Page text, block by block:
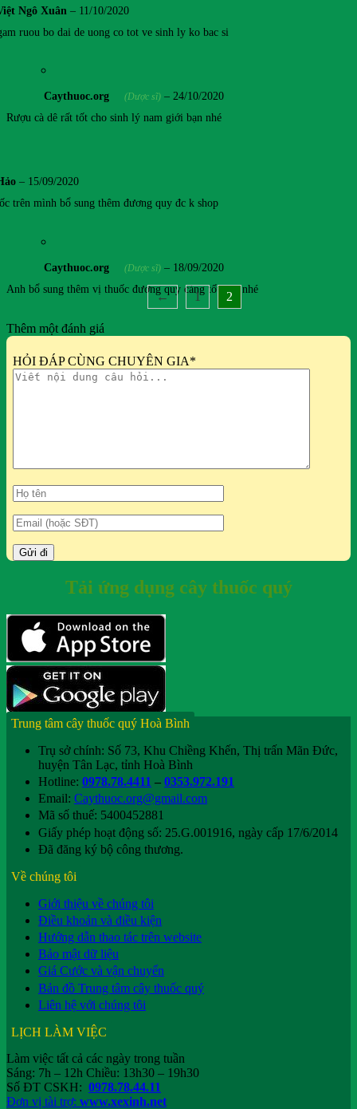
Ngô Xuân – 11/10/2020
ruou bo dai de uong co tot ve sinh ly ko bac si
Caythuoc.org (Dược sĩ) – 24/10/2020
Rượu cà dê rất tốt cho sinh lý nam giới bạn nhé
– 15/09/2020
trên mình bổ sung thêm đương quy đc k shop
Caythuoc.org (Dược sĩ) – 18/09/2020
Anh bổ sung thêm vị thuốc đương quy càng tốt anh nhé
← 1 2
Thêm một đánh giá
HỎI ĐÁP CÙNG CHUYÊN GIA*
Tải ứng dụng cây thuốc quý
Trung tâm cây thuốc quý Hoà Bình
Trụ sở chính: Số 73, Khu Chiềng Khến, Thị trấn Mãn Đức,
huyện Tân Lạc, tỉnh Hoà Bình
Hotline: 0978.78.4411 – 0353.972.191
Email: Caythuoc.org@gmail.com
Mã số thuế: 5400452881
Giấy phép hoạt động số: 25.G.001916, ngày cấp 17/6/2014
Đã đăng ký bộ công thương.
Về chúng tôi
Giới thiệu về chúng tôi
Điều khoản và điều kiện
Hướng dẫn thao tác trên website
Bảo mật dữ liệu
Giá Cước và vận chuyển
Bản đồ Trung tâm cây thuốc quý
Liên hệ với chúng tôi
LỊCH LÀM VIỆC
Làm việc tất cả các ngày trong tuần
Sáng: 7h – 12h Chiều: 13h30 – 19h30
Số ĐT CSKH: 0978.78.44.11
Đơn vị tài trợ: www.xexinh.net